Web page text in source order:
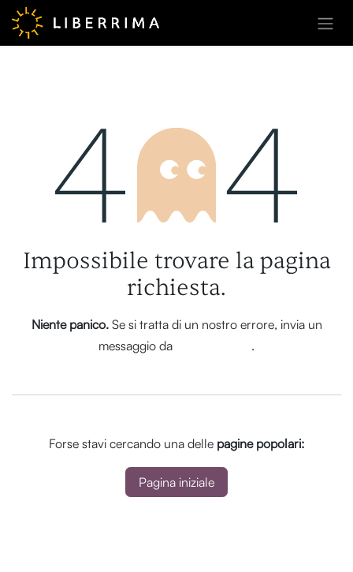
Passa al contenuto
Errore 404
Impossibile trovare la pagina
richiesta.
Niente panico.Se si tratta di un nostro errore, invia un
messaggio da
.
Forse stavi cercando una delle pagine popolari:
Pagina iniziale